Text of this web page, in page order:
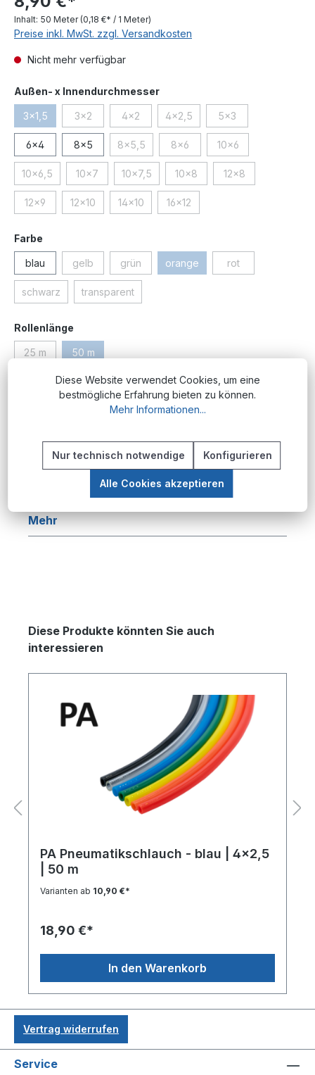
Inhalt: 50 Meter (0,18 €* / 1 Meter)
Preise inkl. MwSt. zzgl. Versandkosten
Nicht mehr verfügbar
Außen- x Innendurchmesserauswählen
3x1,5(Diese Option ist zurzeit nicht verfügbar.)
3x2(Diese Option ist zurzeit nicht verfügbar.)
4x2(Diese Option ist zurzeit nicht verfügbar.)
4x2,5(Diese Option ist zurzeit nicht
5x3(Diese Option ist
6x4 8x5 8x5,5(Diese Option ist zurzeit nicht verfügbar.)
8x6(Diese Option ist zurzeit nicht
10x6(Diese Option ist
10x6,5(Diese Option ist zurzeit nicht verfügbar.)
10x7(Diese Option ist zurzeit nicht verfügbar.)
10x7,5(Diese Option ist zurzeit nicht verfügbar.)
10x8(Diese Option ist zurzeit nicht
12x8(Diese Option ist
12x9(Diese Option ist zurzeit nicht verfügbar.)
12x10(Diese Option ist zurzeit nicht verfügbar.)
14x10(Diese Option ist zurzeit nicht verfügbar.)
16x12(Diese Option ist zurzeit nicht
Farbe
blau gelb(Diese Option ist zurzeit nicht verfügbar.)
grün(Diese Option ist zurzeit nicht verfügbar.)
orange(Diese Option ist zurzeit nicht
rot(Diese Option ist
schwarz(Diese Option ist zurzeit nicht verfügbar.)
transparent(Diese Option ist zurzeit nicht verfügbar.)
Rollenlänge
25 m(Diese Option ist zurzeit nicht verfügbar.)
50 m(Diese Option ist zurzeit nicht verfügbar.)
Produktnummer:PM.PU.3x1.5.or;50
Beschreibung
Produktübersicht Die PU-Pneumatikschlauch-
Serie bietet eine umfassende Lösung für
Mehr
Produktgalerie überspringen
Diese Produkte könnten Sie auch
interessieren
PA Pneumatikschlauch - blau | 4x2,5
| 50 m
Varianten ab 10,90 €*
18,90 €*
In den Warenkorb
Vertrag widerrufen
Service
Diese Website verwendet Cookies, um eine
bestmögliche Erfahrung bieten zu können.
Mehr Informationen...
Nur technisch notwendige Konfigurieren
Alle Cookies akzeptieren